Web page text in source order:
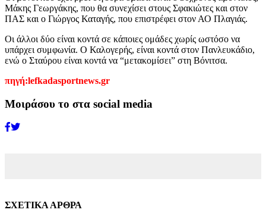
Μάκης Γεωργάκης, που θα συνεχίσει στους Σφακιώτες και στον
ΠΑΣ και ο Γιώργος Καταγής, που επιστρέφει στον ΑΟ Πλαγιάς.
Οι άλλοι δύο είναι κοντά σε κάποιες ομάδες χωρίς ωστόσο να
υπάρχει συμφωνία. Ο Καλογερής, είναι κοντά στον Πανλευκάδιο,
ενώ ο Σταύρου είναι κοντά να “μετακομίσει” στη Βόνιτσα.
πηγή:lefkadasportnews.gr
Μοιράσου το στα social media
ΣΧΕΤΙΚΑ ΑΡΘΡΑ